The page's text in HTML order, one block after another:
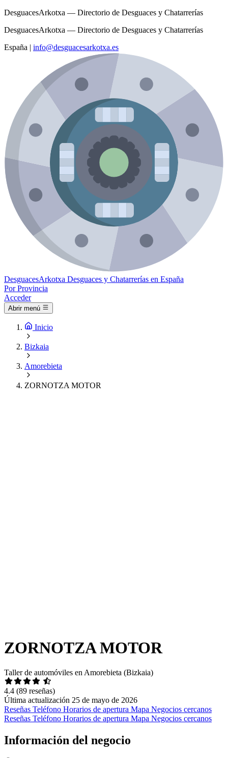
DesguacesArkotxa — Directorio de Desguaces y Chatarrerías
DesguacesArkotxa — Directorio de Desguaces y Chatarrerías
España | info@desguacesarkotxa.es
DesguacesArkotxa Desguaces y Chatarrerías en España
Por Provincia
Acceder
Abrir menú
Inicio
Bizkaia
Amorebieta
ZORNOTZA MOTOR
ZORNOTZA MOTOR
Taller de automóviles en Amorebieta (Bizkaia)
4.4 (89 reseñas)
Última actualización 25 de mayo de 2026
Reseñas Teléfono Horarios de apertura Mapa Negocios cercanos
Reseñas Teléfono Horarios de apertura Mapa Negocios cercanos
Información del negocio